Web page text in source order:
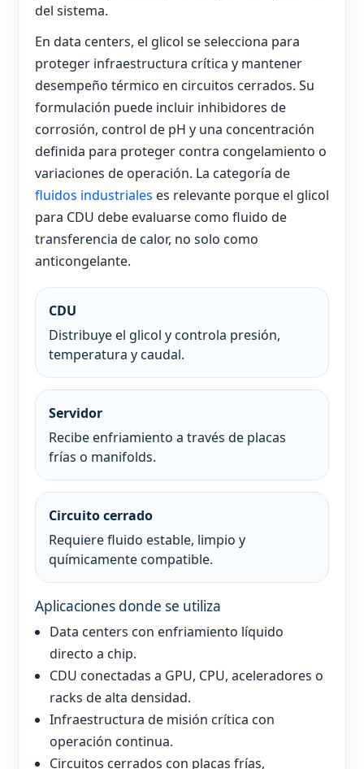
del sistema.
En data centers, el glicol se selecciona para
proteger infraestructura crítica y mantener
desempeño térmico en circuitos cerrados. Su
formulación puede incluir inhibidores de
corrosión, control de pH y una concentración
definida para proteger contra congelamiento o
variaciones de operación. La categoría de
fluidos industriales es relevante porque el glicol
para CDU debe evaluarse como fluido de
transferencia de calor, no solo como
anticongelante.
CDU
Distribuye el glicol y controla presión,
temperatura y caudal.
Servidor
Recibe enfriamiento a través de placas
frías o manifolds.
Circuito cerrado
Requiere fluido estable, limpio y
químicamente compatible.
Aplicaciones donde se utiliza
Data centers con enfriamiento líquido
directo a chip.
CDU conectadas a GPU, CPU, aceleradores o
racks de alta densidad.
Infraestructura de misión crítica con
operación continua.
Circuitos cerrados con placas frías,